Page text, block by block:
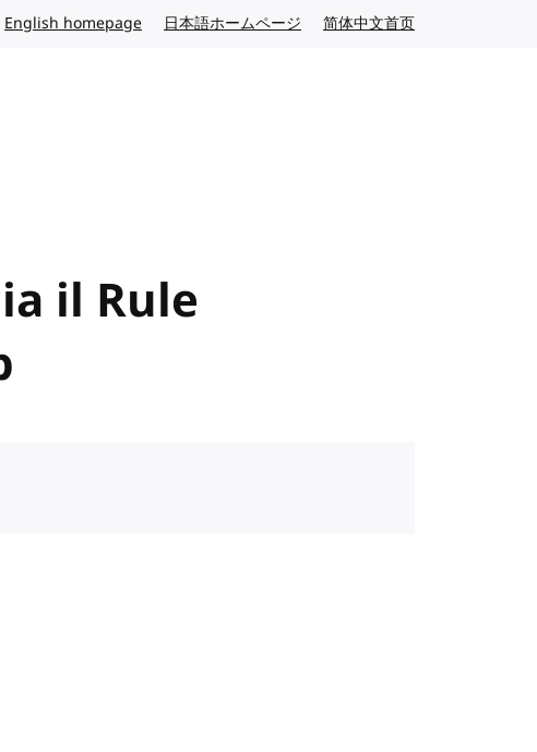
English homepage English website
日本語ホームページ Japanese website
简体中文首页
il Rule